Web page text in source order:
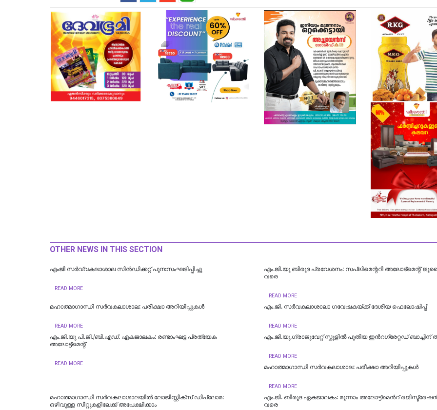
OTHER NEWS IN THIS SECTION
എംജി സർവ്വകലാശാല സിൻഡിക്കറ്റ് പുനഃസംഘടിപ്പിച്ചു
READ MORE
എം.ജി.യു ബിരുദ പ്രവേശനം: സപ്ലിമെന്ററി അലോട്മെന്റ്
വരെ
READ MORE
മഹാത്മാഗാന്ധി സർവകലാശാല: പരീക്ഷാ അറിയിപ്പുകൾ
READ MORE
എം.ജി. സര്‍വകലാശാലാ ഗവേഷകയ്ക്ക് ദേശീയ ഫെലോഷിപ്പ്
READ MORE
എം.ജി.യു പി.ജി./ബി.എഡ്. ഏകജാലകം: രണ്ടാംഘട്ട പ്രത്യേക
അലോട്ട്മെന്റ്
READ MORE
എം.ജി.യു.ഗ്രാജുവേറ്റ് സ്കൂളില്‍ പുതിയ ഇന്‍റഗ്രേറ്റഡ് ബാച്ചിന്
READ MORE
മഹാത്മാഗാന്ധി സർവകലാശാല: പരീക്ഷാ അറിയിപ്പുകൾ
READ MORE
മഹാത്മാഗാന്ധി സര്‍വകലാശാലയില്‍ ലോജിസ്റ്റിക്സ് ഡിപ്ലോമ:
ഒഴിവുള്ള സീറ്റുകളിലേക്ക് അപേക്ഷിക്കാം
എം.ജി. ബിരുദ ഏകജാലകം: മൂന്നാം അലോട്ട്മെന്‍റ്
വരെ